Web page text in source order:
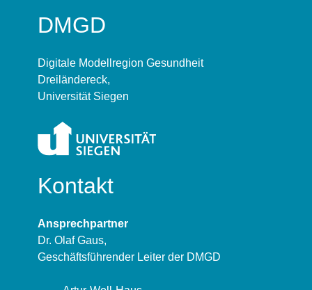
DMGD
Digitale Modellregion Gesundheit
Dreiländereck,
Universität Siegen
Kontakt
Ansprechpartner
Dr. Olaf Gaus,
Geschäftsführender Leiter der DMGD